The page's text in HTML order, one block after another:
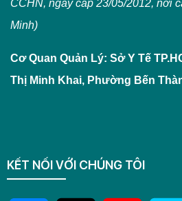
CCHN, ngày cấp 23/05/2012, nơi
Minh)
Cơ Quan Quản Lý: Sở Y Tế
Thị Minh Khai, Phường Bến
KẾT NỐI VỚI CHÚNG TÔI